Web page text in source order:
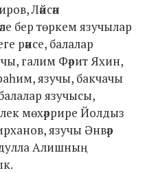
Ләйсән
бер төркем язучылар
рәисе, балалар
галим Фәрит Яхин,
язучы, бакчачы
язучысы,
мөхәррире Йолдыз
язучы Әнвәр
Алишның